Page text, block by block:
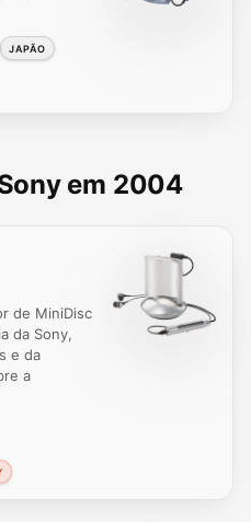
JAPÃO
em 2004
de MiniDisc
da Sony,
e da
a